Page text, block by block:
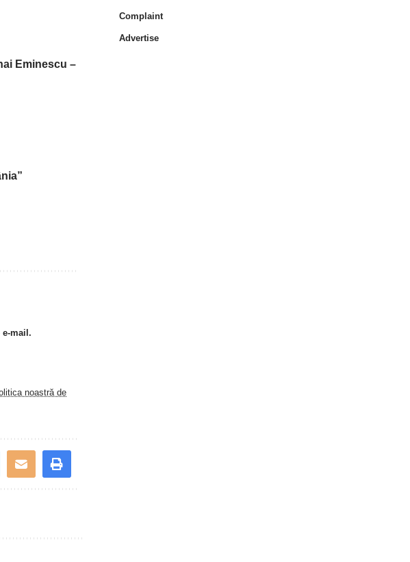
Eminescu –
mail.
noastră de
Complaint
Advertise